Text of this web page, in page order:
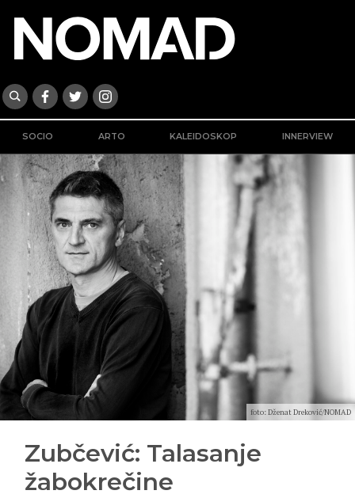
SOCIO ARTO KALEIDOSKOP INNERVIEW
foto: Dženat Dreković/NOMAD
Zubčević: Talasanje
žabokrečine